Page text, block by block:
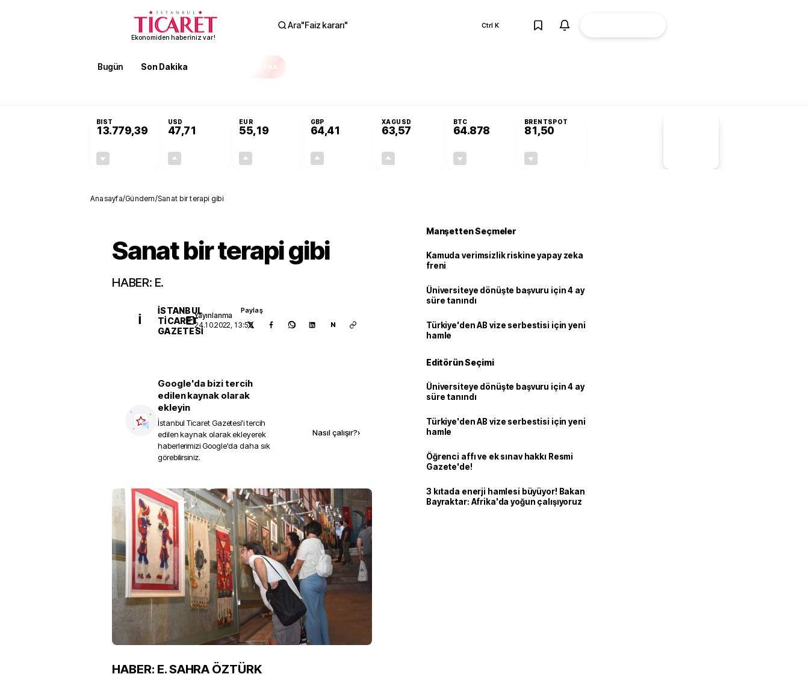
Ekonomiden haberiniz var!
Ara"Faiz kararı" Ctrl K
Bugün Son Dakika EKSTRA
BIST
13.779,39
USD
47,71
EUR
55,19
GBP
64,41
XAGUSD
63,57
BTC
64.878
BRENTSPOT
81,50
Anasayfa/Gündem/Sanat bir terapi gibi
Sanat bir terapi gibi
HABER: E.
İ
İSTANBUL
TICARET
GAZETESI
Yayınlanma
24.10.2022, 13:58
Paylaş
N
Google'da bizi tercih
edilen kaynak olarak
ekleyin
İstanbul Ticaret Gazetesi'i tercih
edilen kaynak olarak ekleyerek
haberlerimizi Google'da daha sık
görebilirsiniz.
Nasıl çalışır?›
HABER: E. SAHRA ÖZTÜRK
Manşetten Seçmeler
Kamuda verimsizlik riskine yapay zeka
freni
Üniversiteye dönüşte başvuru için 4 ay
süre tanındı
Türkiye'den AB vize serbestisi için yeni
hamle
Editörün Seçimi
Üniversiteye dönüşte başvuru için 4 ay
süre tanındı
Türkiye'den AB vize serbestisi için yeni
hamle
Öğrenci affı ve ek sınav hakkı Resmi
Gazete'de!
3 kıtada enerji hamlesi büyüyor! Bakan
Bayraktar: Afrika'da yoğun çalışıyoruz